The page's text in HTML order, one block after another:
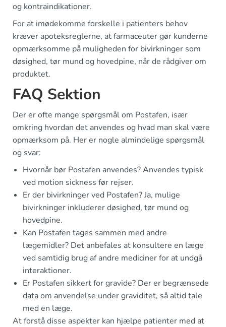
og kontraindikationer.
For at imødekomme forskelle i patienters behov
kræver apoteksreglerne, at farmaceuter gør kunderne
opmærksomme på muligheden for bivirkninger som
døsighed, tør mund og hovedpine, når de rådgiver om
produktet.
FAQ Sektion
Der er ofte mange spørgsmål om Postafen, især
omkring hvordan det anvendes og hvad man skal være
opmærksom på. Her er nogle almindelige spørgsmål
og svar:
Hvornår bør Postafen anvendes? Anvendes typisk
ved motion sickness før rejser.
Er der bivirkninger ved Postafen? Ja, mulige
bivirkninger inkluderer døsighed, tør mund og
hovedpine.
Kan Postafen tages sammen med andre
lægemidler? Det anbefales at konsultere en læge
ved samtidig brug af andre mediciner for at undgå
interaktioner.
Er Postafen sikkert for gravide? Der er begrænsede
data om anvendelse under graviditet, så altid tale
med en læge.
At forstå disse aspekter kan hjælpe patienter med at